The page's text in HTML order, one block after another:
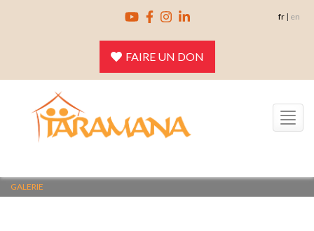
FAIRE UN DON
fr | en
Toggle
navigation
GALERIE